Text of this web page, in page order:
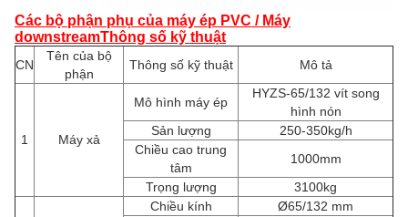
Các bộ phận phụ của máy ép PVC / Máy
downstreamThông số kỹ thuật
CN
Tên của bộ
phận
Thông số kỹ thuật Mô tả
1 Máy xả
Mô hình máy ép
HYZS-65/132 vít song
hình nón
Sản lượng
250-350kg/h
Chiều cao trung
tâm
1000mm
Trọng lượng
3100kg
Chiều kính
Ø65/132 mm